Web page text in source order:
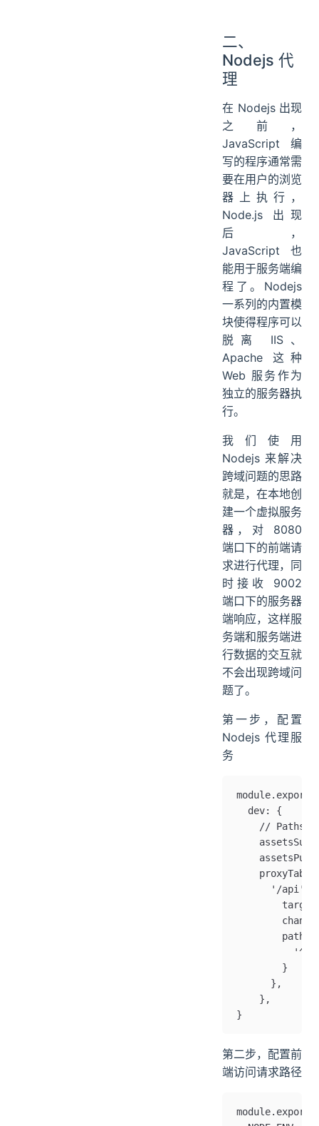
二、
Nodejs 代
理
在 Nodejs 出现
之前，
JavaScript 编
写的程序通常需
要在用户的浏览
器上执行，
Node.js 出现
后，
JavaScript 也
能用于服务端编
程了。Nodejs
一系列的内置模
块使得程序可以
脱离 IIS、
Apache 这种
Web 服务作为
独立的服务器执
行。
我们使用
Nodejs 来解决
跨域问题的思路
就是，在本地创
建一个虚拟服务
器，对 8080
端口下的前端请
求进行代理，同
时接收 9002
端口下的服务器
端响应，这样服
务端和服务端进
行数据的交互就
不会出现跨域问
题了。
第一步，配置
Nodejs 代理服
务
  dev: {
    // Paths
'/api':
'^/
        }
      },
    },
}
第二步，配置前
端访问请求路径